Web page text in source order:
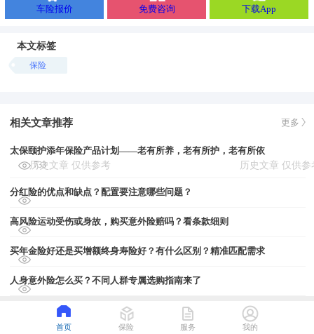
车险报价 免费咨询 下载App
本文标签
保险
相关文章推荐 更多
太保颐护添年保险产品计划——老有所养，老有所护，老有所依
733
分红险的优点和缺点？配置要注意哪些问题？
高风险运动受伤或身故，购买意外险赔吗？看条款细则
买年金险好还是买增额终身寿险好？有什么区别？精准匹配需求
人身意外险怎么买？不同人群专属选购指南来了
首页 保险 服务 我的